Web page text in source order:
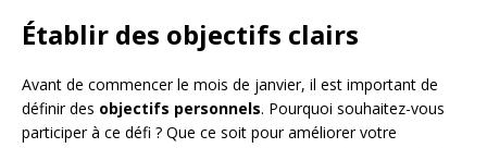
Établir des objectifs clairs
Avant de commencer le mois de janvier, il est important de
définir des objectifs personnels. Pourquoi souhaitez-vous
participer à ce défi ? Que ce soit pour améliorer votre